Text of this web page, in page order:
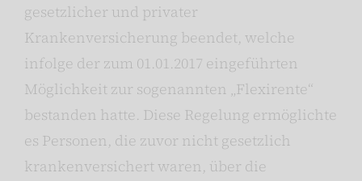
gesetzlicher und privater
Krankenversicherung beendet, welche
infolge der zum 01.01.2017 eingeführten
Möglichkeit zur sogenannten „Flexirente“
bestanden hatte. Diese Regelung ermöglichte
es Personen, die zuvor nicht gesetzlich
krankenversichert waren, über die